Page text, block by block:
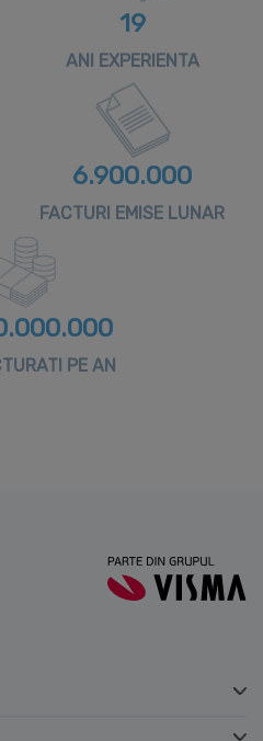
19
ANI EXPERIENTA
6.900.000
FACTURI EMISE LUNAR
PE AN